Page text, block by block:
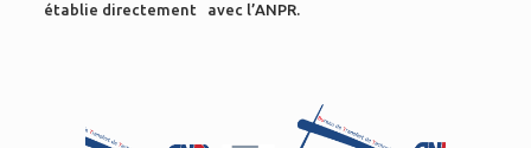
établie directement avec l’ANPR.